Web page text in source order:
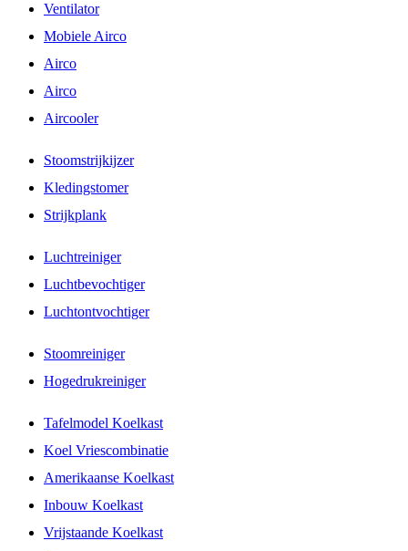
Ventilator
Mobiele Airco
Airco
Airco
Aircooler
Stoomstrijkijzer
Kledingstomer
Strijkplank
Luchtreiniger
Luchtbevochtiger
Luchtontvochtiger
Stoomreiniger
Hogedrukreiniger
Tafelmodel Koelkast
Koel Vriescombinatie
Amerikaanse Koelkast
Inbouw Koelkast
Vrijstaande Koelkast